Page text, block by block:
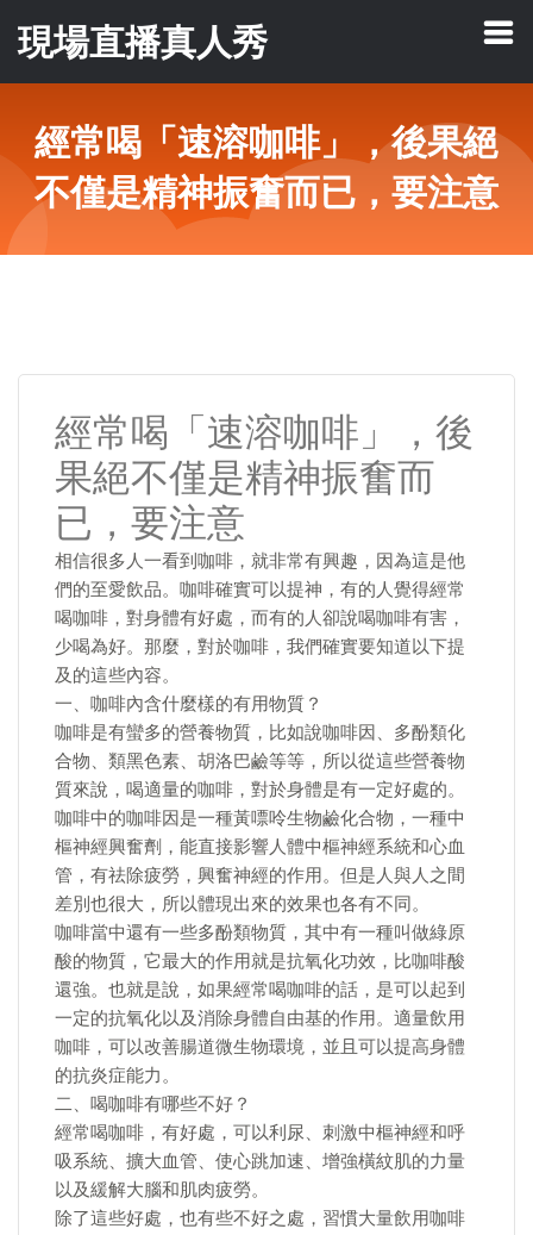
現場直播真人秀
經常喝「速溶咖啡」，後果絕
不僅是精神振奮而已，要注意
經常喝「速溶咖啡」，後
果絕不僅是精神振奮而
已，要注意
相信很多人一看到咖啡，就非常有興趣，因為這是他
們的至愛飲品。咖啡確實可以提神，有的人覺得經常
喝咖啡，對身體有好處，而有的人卻說喝咖啡有害，
少喝為好。那麼，對於咖啡，我們確實要知道以下提
及的這些內容。
一、咖啡內含什麼樣的有用物質？
咖啡是有蠻多的營養物質，比如說咖啡因、多酚類化
合物、類黑色素、胡洛巴鹼等等，所以從這些營養物
質來說，喝適量的咖啡，對於身體是有一定好處的。
咖啡中的咖啡因是一種黃嘌呤生物鹼化合物，一種中
樞神經興奮劑，能直接影響人體中樞神經系統和心血
管，有祛除疲勞，興奮神經的作用。但是人與人之間
差別也很大，所以體現出來的效果也各有不同。
咖啡當中還有一些多酚類物質，其中有一種叫做綠原
酸的物質，它最大的作用就是抗氧化功效，比咖啡酸
還強。也就是說，如果經常喝咖啡的話，是可以起到
一定的抗氧化以及消除身體自由基的作用。適量飲用
咖啡，可以改善腸道微生物環境，並且可以提高身體
的抗炎症能力。
二、喝咖啡有哪些不好？
經常喝咖啡，有好處，可以利尿、刺激中樞神經和呼
吸系統、擴大血管、使心跳加速、增強橫紋肌的力量
以及緩解大腦和肌肉疲勞。
除了這些好處，也有些不好之處，習慣大量飲用咖啡